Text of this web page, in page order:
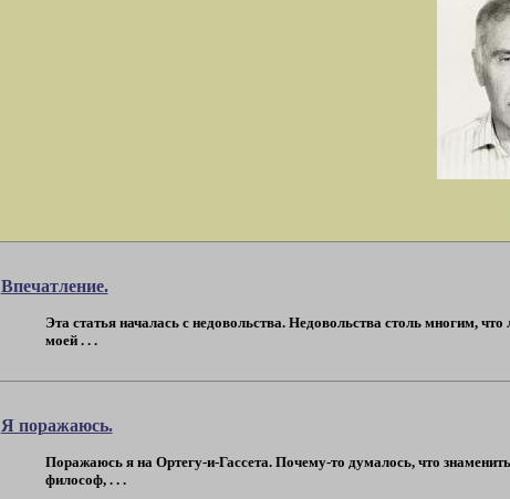
Впечатление.
Эта статья началась с недовольства. Недовольства столь многим,
моей . . .
Я поражаюсь.
Поражаюсь я на Ортегу-и-Гассета. Почему-то думалось, что
философ, . . .